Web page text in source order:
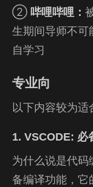
② 哔哩哔哩：
生期间导师不可
自学习
专业向
以下内容较为
1. VSCODE: 必
为什么说是代
备编译功能，它